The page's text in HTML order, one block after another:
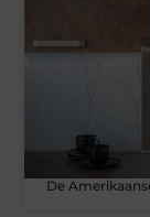
De